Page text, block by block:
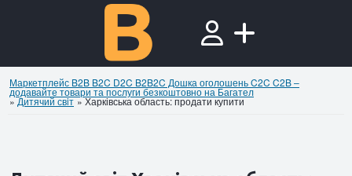
Маркетплейс B2B B2C D2C B2B2C Дошка оголошень C2C C2B –
додавайте товари та послуги безкоштовно на Багател
»Дитячий свiт »Харківська область: продати купити